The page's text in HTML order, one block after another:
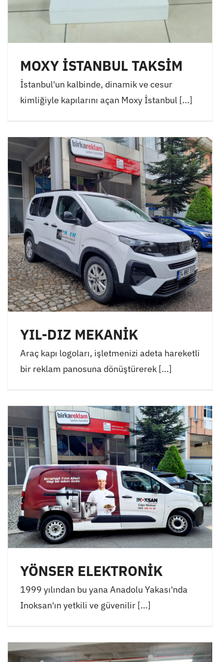
MOXY İSTANBUL TAKSİM
İstanbul'un kalbinde, dinamik ve cesur
kimliğiyle kapılarını açan Moxy İstanbul [...]
YIL-DIZ MEKANİK
Araç kapı logoları, işletmenizi adeta hareketli
bir reklam panosuna dönüştürerek [...]
YÖNSER ELEKTRONİK
1999 yılından bu yana Anadolu Yakası'nda
Inoksan'ın yetkili ve güvenilir [...]